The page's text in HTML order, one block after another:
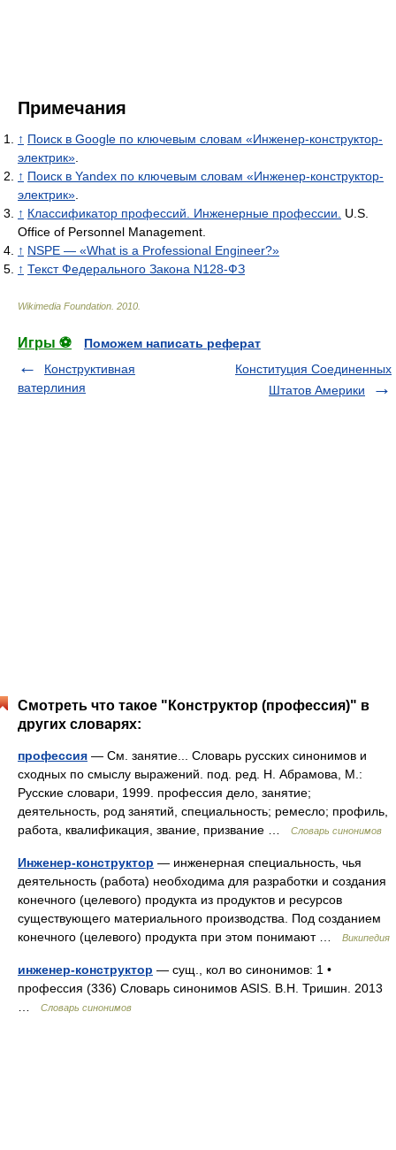
Примечания
↑ Поиск в Google по ключевым словам «Инженер-конструктор-
электрик».
↑ Поиск в Yandex по ключевым словам «Инженер-конструктор-
электрик».
↑ Классификатор профессий. Инженерные профессии. U.S.
Office of Personnel Management.
↑ NSPE — «What is a Professional Engineer?»
↑ Текст Федерального Закона N128-ФЗ
Wikimedia Foundation. 2010.
Игры ⚽
Поможем написать реферат
Конструктивная
ватерлиния
Конституция Соединенных
Штатов Америки
Смотреть что такое "Конструктор (профессия)" в
других словарях:
профессия — См. занятие... Словарь русских синонимов и
сходных по смыслу выражений. под. ред. Н. Абрамова, М.:
Русские словари, 1999. профессия дело, занятие;
деятельность, род занятий, специальность; ремесло; профиль,
работа, квалификация, звание, призвание …
Словарь синонимов
Инженер-конструктор — инженерная специальность, чья
деятельность (работа) необходима для разработки и создания
конечного (целевого) продукта из продуктов и ресурсов
существующего материального производства. Под созданием
конечного (целевого) продукта при этом понимают …
Википедия
инженер-конструктор — сущ., кол во синонимов: 1 •
профессия (336) Словарь синонимов ASIS. В.Н. Тришин. 2013
…
Словарь синонимов